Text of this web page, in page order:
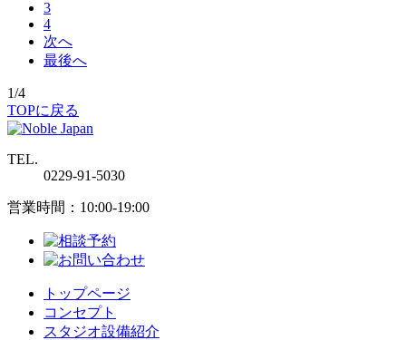
3
4
次へ
最後へ
1/4
TOPに戻る
TEL.
0229-91-5030
営業時間：10:00-19:00
トップページ
コンセプト
スタジオ設備紹介